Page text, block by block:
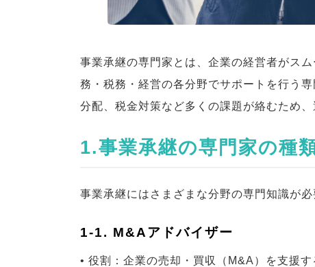
事業承継の専門家とは、企業の経営者がス
務・税務・経営の各分野でサポートを行う
分配、税金対策など多くの課題が絡むため
1.事業承継の専門家の種
事業承継にはさまざまな分野の専門知識が
1-1. M&Aアドバイザー
• 役割：企業の売却・買収（M&A）を支援す